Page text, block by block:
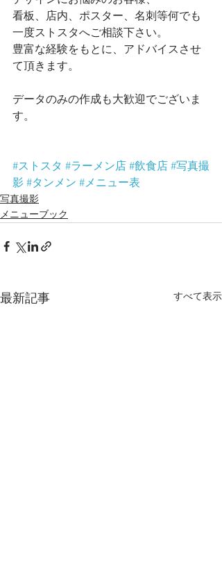
看板、店内、ポスター、名刺等何でも
一度ストスタへご相談下さい。
豊富な経験をもとに、アドバイスさせ
て頂きます。
データのみの作成も大歓迎でございま
す。
#ストスタ #ラーメン店 #飲食店 #写真撮
影 #タンメン #メニュー表
写真撮影
メニューブック
最新記事 すべて表示